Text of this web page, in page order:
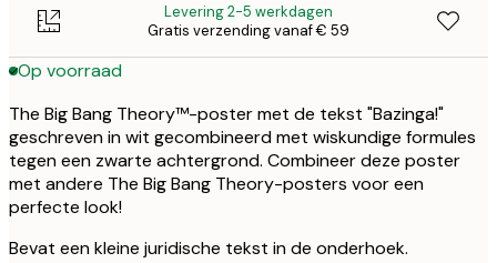
Levering 2-5 werkdagen
Gratis verzending vanaf € 59
Op voorraad
The Big Bang Theory™-poster met de tekst "Bazinga!"
geschreven in wit gecombineerd met wiskundige formules
tegen een zwarte achtergrond. Combineer deze poster
met andere The Big Bang Theory-posters voor een
perfecte look!
Bevat een kleine juridische tekst in de onderhoek.